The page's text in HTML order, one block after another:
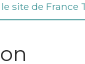
site de France